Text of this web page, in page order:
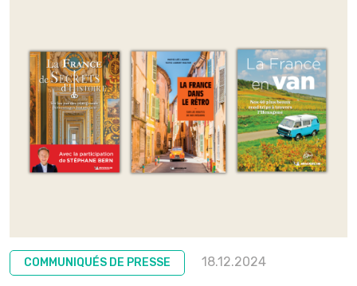
COMMUNIQUÉS DE PRESSE 18.12.2024